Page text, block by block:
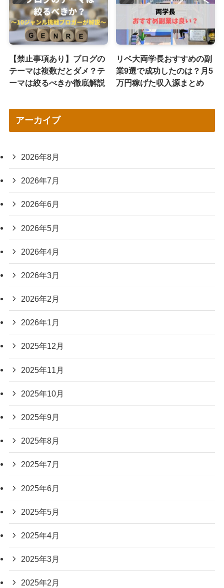
【禁止事項あり】ブログの
テーマは複数だとダメ？テ
ーマは絞るべきか徹底解説
リベ大両学長おすすめの副
業9選で成功したのは？月5
万円稼げた収入源まとめ
アーカイブ
2026年8月
2026年7月
2026年6月
2026年5月
2026年4月
2026年3月
2026年2月
2026年1月
2025年12月
2025年11月
2025年10月
2025年9月
2025年8月
2025年7月
2025年6月
2025年5月
2025年4月
2025年3月
2025年2月